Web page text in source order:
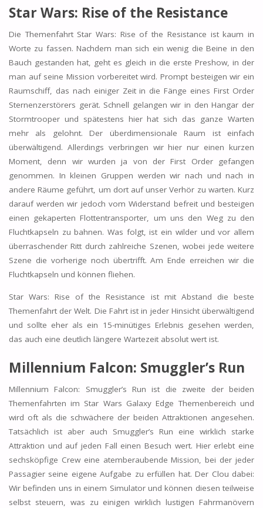
Star Wars: Rise of the Resistance
Die Themenfahrt Star Wars: Rise of the Resistance ist kaum in
Worte zu fassen. Nachdem man sich ein wenig die Beine in den
Bauch gestanden hat, geht es gleich in die erste Preshow, in der
man auf seine Mission vorbereitet wird. Prompt besteigen wir ein
Raumschiff, das nach einiger Zeit in die Fänge eines First Order
Sternenzerstörers gerät. Schnell gelangen wir in den Hangar der
Stormtrooper und spätestens hier hat sich das ganze Warten
mehr als gelohnt. Der überdimensionale Raum ist einfach
überwältigend. Allerdings verbringen wir hier nur einen kurzen
Moment, denn wir wurden ja von der First Order gefangen
genommen. In kleinen Gruppen werden wir nach und nach in
andere Räume geführt, um dort auf unser Verhör zu warten. Kurz
darauf werden wir jedoch vom Widerstand befreit und besteigen
einen gekaperten Flottentransporter, um uns den Weg zu den
Fluchtkapseln zu bahnen. Was folgt, ist ein wilder und vor allem
überraschender Ritt durch zahlreiche Szenen, wobei jede weitere
Szene die vorherige noch übertrifft. Am Ende erreichen wir die
Fluchtkapseln und können fliehen.
Star Wars: Rise of the Resistance ist mit Abstand die beste
Themenfahrt der Welt. Die Fahrt ist in jeder Hinsicht überwältigend
und sollte eher als ein 15-minütiges Erlebnis gesehen werden,
das auch eine deutlich längere Wartezeit absolut wert ist.
Millennium Falcon: Smuggler’s Run
Millennium Falcon: Smuggler’s Run ist die zweite der beiden
Themenfahrten im Star Wars Galaxy Edge Themenbereich und
wird oft als die schwächere der beiden Attraktionen angesehen.
Tatsächlich ist aber auch Smuggler’s Run eine wirklich starke
Attraktion und auf jeden Fall einen Besuch wert. Hier erlebt eine
sechsköpfige Crew eine atemberaubende Mission, bei der jeder
Passagier seine eigene Aufgabe zu erfüllen hat. Der Clou dabei:
Wir befinden uns in einem Simulator und können diesen teilweise
selbst steuern, was zu einigen wirklich lustigen Fahrmanövern